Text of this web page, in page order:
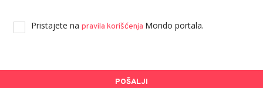
Pristajete na pravila korišćenja Mondo portala.
POŠALJI